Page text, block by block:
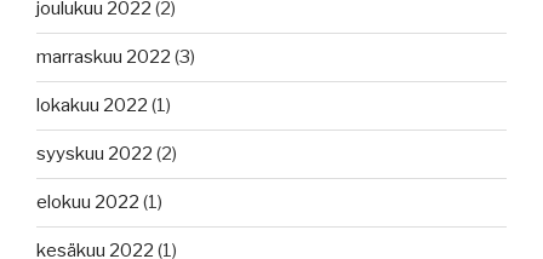
joulukuu 2022 (2)
marraskuu 2022 (3)
lokakuu 2022 (1)
syyskuu 2022 (2)
elokuu 2022 (1)
kesäkuu 2022 (1)